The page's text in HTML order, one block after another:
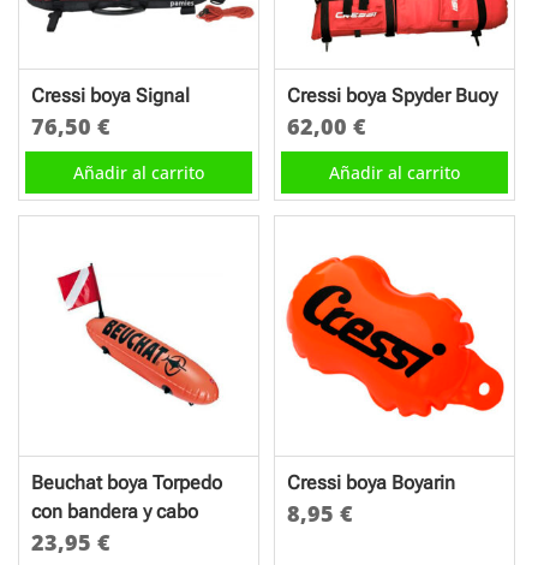
Cressi boya Signal
76,50 €
Añadir al carrito
Cressi boya Spyder Buoy
62,00€
Añadir al carrito
Beuchat boya Torpedo
con bandera y cabo
23,95 €
Cressi boya Boyarin
8,95€